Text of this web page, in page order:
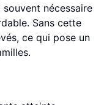
nécessaire
Sans cette
ce qui pose un